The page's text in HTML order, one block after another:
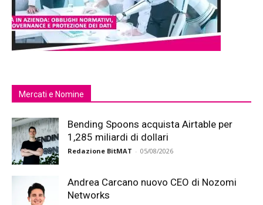
Mercati e Nomine
Bending Spoons acquista Airtable per
1,285 miliardi di dollari
Redazione BitMAT - 05/08/2026
Andrea Carcano nuovo CEO di Nozomi
Networks